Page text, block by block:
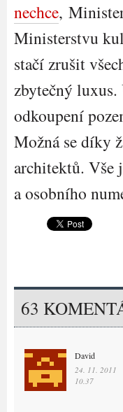
nechce,
Ministerstvu
stačí zrušit
zbytečný luxus.
odkoupení
Možná se díky
architektů.
a osobního
63
David
24. 11. 2011
10.37